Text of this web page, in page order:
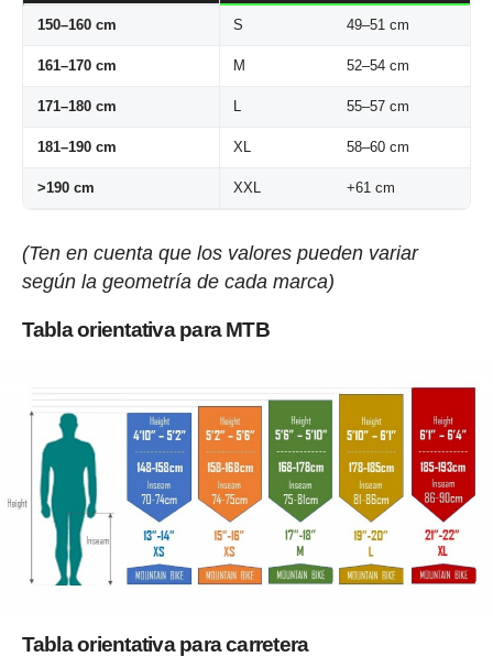
150–160 cm S 49–51 cm
161–170 cm M 52–54 cm
171–180 cm 55–57 cm
181–190 cm XL 58–60 cm
>190 cm XXL +61 cm
(Ten en cuenta que los valores pueden variar
según la geometría de cada marca)
Tabla orientativa para MTB
Tabla orientativa para carretera